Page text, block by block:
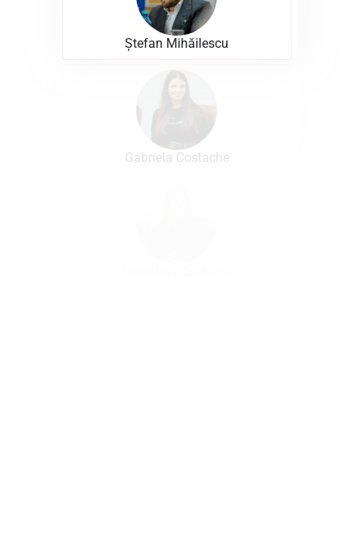
Ștefan Mihăilescu
Gabriela Costache